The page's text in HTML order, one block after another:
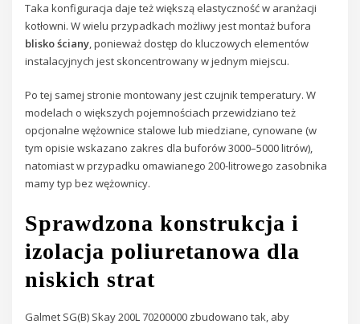
Taka konfiguracja daje też większą elastyczność w aranżacji
kotłowni. W wielu przypadkach możliwy jest montaż bufora
blisko ściany, ponieważ dostęp do kluczowych elementów
instalacyjnych jest skoncentrowany w jednym miejscu.
Po tej samej stronie montowany jest czujnik temperatury. W
modelach o większych pojemnościach przewidziano też
opcjonalne wężownice stalowe lub miedziane, cynowane (w
tym opisie wskazano zakres dla buforów 3000–5000 litrów),
natomiast w przypadku omawianego 200-litrowego zasobnika
mamy typ bez wężownicy.
Sprawdzona konstrukcja i
izolacja poliuretanowa dla
niskich strat
Galmet SG(B) Skay 200L 70200000 zbudowano tak, aby